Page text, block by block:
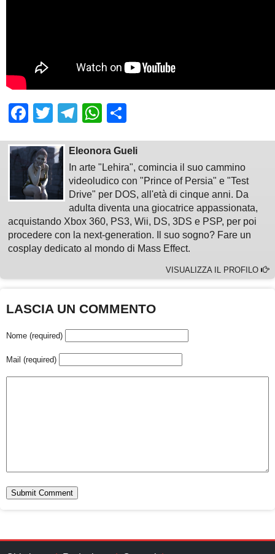
Facebook
TwitterTelegram
WhatsApp
Eleonora Gueli
In arte "Lehira", comincia il suo cammino
videoludico con "Prince of Persia" e "Test
Drive" per DOS, all'età di cinque anni. Da
adulta diventa una giocatrice appassionata,
acquistando Xbox 360, PS3, Wii, DS, 3DS e PSP, per poi
procedere con la next-generation. Il suo sogno? Fare un
cosplay dedicato al mondo di Mass Effect.
VISUALIZZA IL PROFILO
LASCIA UN COMMENTO
Nome (required)
Mail (required)